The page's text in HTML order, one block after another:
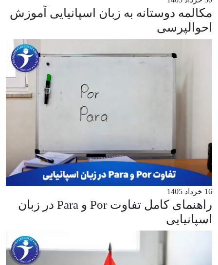
مکالمه دوستانه به زبان اسپانیایی آموزش
احوالپرسی
16 خرداد 1405
راهنمای کامل تفاوت Por و Para در زبان
اسپانیایی